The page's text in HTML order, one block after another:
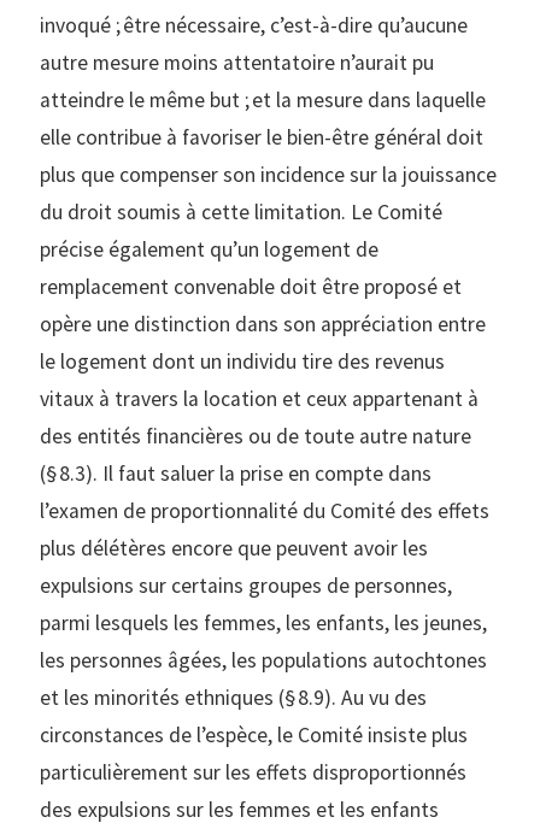
invoqué ; être nécessaire, c’est-à-dire qu’aucune
autre mesure moins attentatoire n’aurait pu
atteindre le même but ; et la mesure dans laquelle
elle contribue à favoriser le bien-être général doit
plus que compenser son incidence sur la jouissance
du droit soumis à cette limitation. Le Comité
précise également qu’un logement de
remplacement convenable doit être proposé et
opère une distinction dans son appréciation entre
le logement dont un individu tire des revenus
vitaux à travers la location et ceux appartenant à
des entités financières ou de toute autre nature
(§ 8.3). Il faut saluer la prise en compte dans
l’examen de proportionnalité du Comité des effets
plus délétères encore que peuvent avoir les
expulsions sur certains groupes de personnes,
parmi lesquels les femmes, les enfants, les jeunes,
les personnes âgées, les populations autochtones
et les minorités ethniques (§ 8.9). Au vu des
circonstances de l’espèce, le Comité insiste plus
particulièrement sur les effets disproportionnés
des expulsions sur les femmes et les enfants